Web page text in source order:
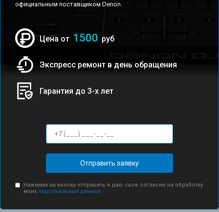
официальным поставщиком Denon.
Цена от 1500 руб
Экспресс ремонт в день обращения
Гарантия до 3-х лет
Отправить заявку
Нажимая на кнопку отправить я даю свое согласие на обработку
моих персональных данных.